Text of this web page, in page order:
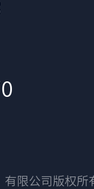
有限公司版权